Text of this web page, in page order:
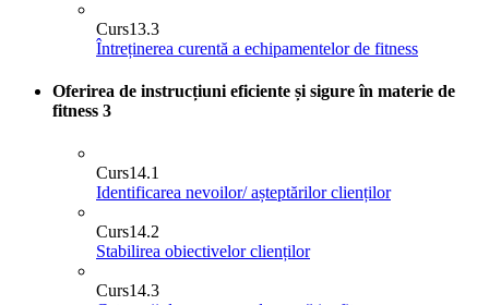
Curs13.3
Întreținerea curentă a echipamentelor de fitness
Oferirea de instrucțiuni eficiente și sigure în materie de
fitness 3
Curs14.1
Identificarea nevoilor/ așteptărilor clienților
Curs14.2
Stabilirea obiectivelor clienților
Curs14.3